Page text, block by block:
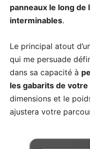
panneaux le long
interminables.
Le principal atout
qui me persuade
dans sa capacité à
les gabarits de
dimensions et le
ajustera votre